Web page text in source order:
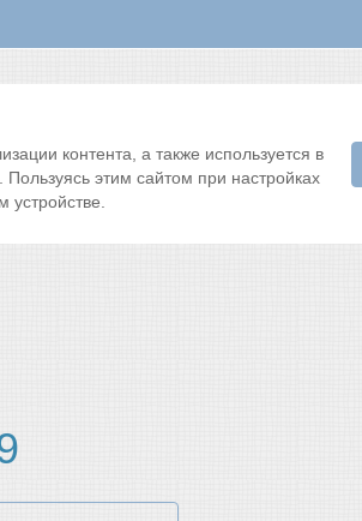
контента, а также используется в
этим сайтом при настройках